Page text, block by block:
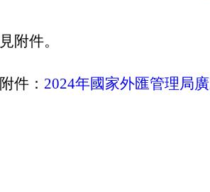
見附件。
附件： 2024年國家外匯管理局